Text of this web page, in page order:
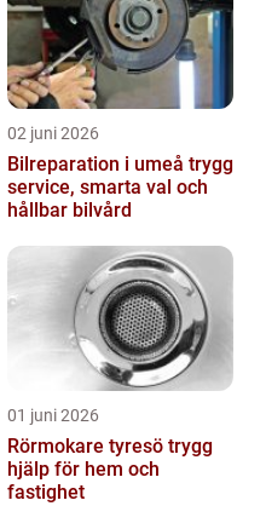
02 juni 2026
Bilreparation i umeå trygg
service, smarta val och
hållbar bilvård
01 juni 2026
Rörmokare tyresö trygg
hjälp för hem och
fastighet